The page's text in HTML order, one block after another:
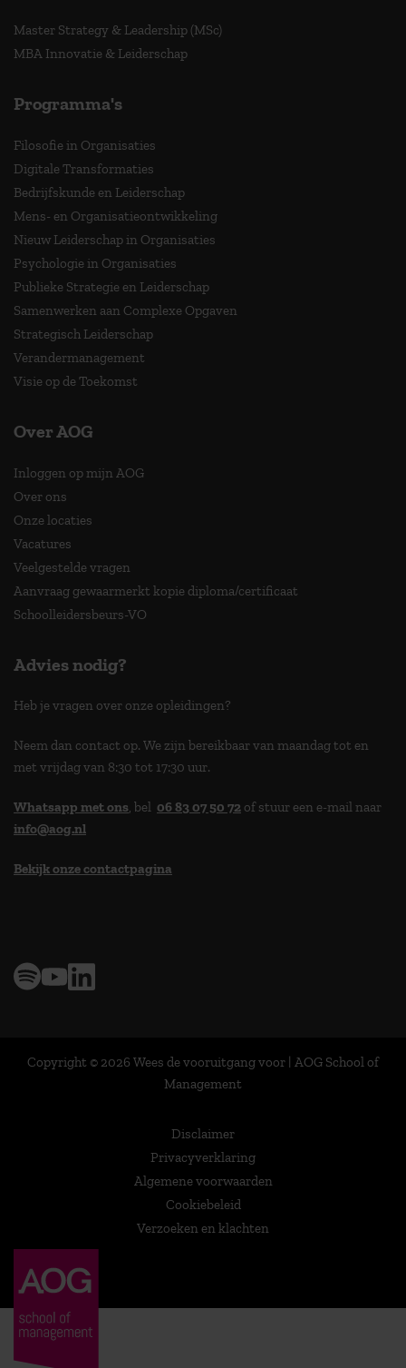
Master Strategy & Leadership (MSc)
MBA Innovatie & Leiderschap
Programma's
Filosofie in Organisaties
Digitale Transformaties
Bedrijfskunde en Leiderschap
Mens- en Organisatieontwikkeling
Nieuw Leiderschap in Organisaties
Psychologie in Organisaties
Publieke Strategie en Leiderschap
Samenwerken aan Complexe Opgaven
Strategisch Leiderschap
Verandermanagement
Visie op de Toekomst
Over AOG
Inloggen op mijn AOG
Over ons
Onze locaties
Vacatures
Veelgestelde vragen
Aanvraag gewaarmerkt kopie diploma/certificaat
Schoolleidersbeurs-VO
Advies nodig?
Heb je vragen over onze opleidingen?
Neem dan contact op. We zijn bereikbaar van maandag tot en
met vrijdag van 8:30 tot 17:30 uur.
Whatsapp met ons, bel 06 83 07 50 72 of stuur een e-mail naar
info@aog.nl
Bekijk onze contactpagina
Copyright © 2026 Wees de vooruitgang voor | AOG School of
Management
Disclaimer
Privacyverklaring
Algemene voorwaarden
Cookiebeleid
Verzoeken en klachten